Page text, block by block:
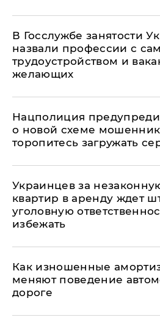
В Госслужбе занятости
назвали профессии с
трудоустройством и
желающих
Нацполиция
о новой схеме
торопитесь загружать
Украинцев за
квартир в аренду ждет
уголовную
избежать
Как изношенные
меняют поведение
дороге